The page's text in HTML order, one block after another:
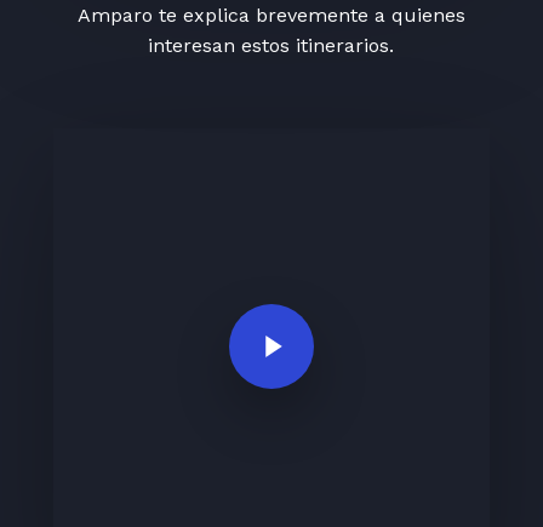
Amparo te explica brevemente a quienes
interesan estos itinerarios.
Play Video